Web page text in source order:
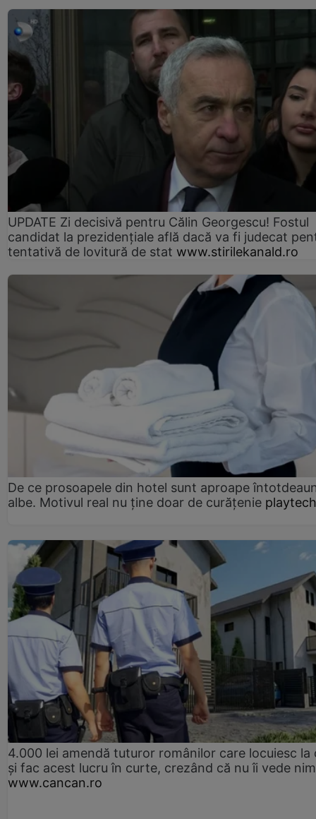
UPDATE Zi decisivă pentru Călin Georgescu! Fostul
candidat la prezidențiale află dacă va fi judecat
tentativă de lovitură de stat www.stirilekanald.ro
De ce prosoapele din hotel sunt aproape
albe. Motivul real nu ține doar de curățenie
4.000 lei amendă tuturor românilor care locuiesc la
și fac acest lucru în curte, crezând că nu îi vede
www.cancan.ro